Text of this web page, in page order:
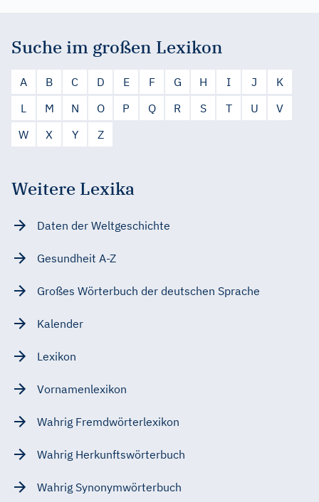
Suche im großen Lexikon
A B C D E F G H I J
K
L
M N O P Q R S T U
V
W
X Y Z
Weitere Lexika
Daten der Weltgeschichte
Gesundheit A-Z
Großes Wörterbuch der deutschen Sprache
Kalender
Lexikon
Vornamenlexikon
Wahrig Fremdwörterlexikon
Wahrig Herkunftswörterbuch
Wahrig Synonymwörterbuch